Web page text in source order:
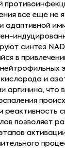
все еще не
адаптивной
синтез
в
и
аргинина, что
реактивность
позволяет